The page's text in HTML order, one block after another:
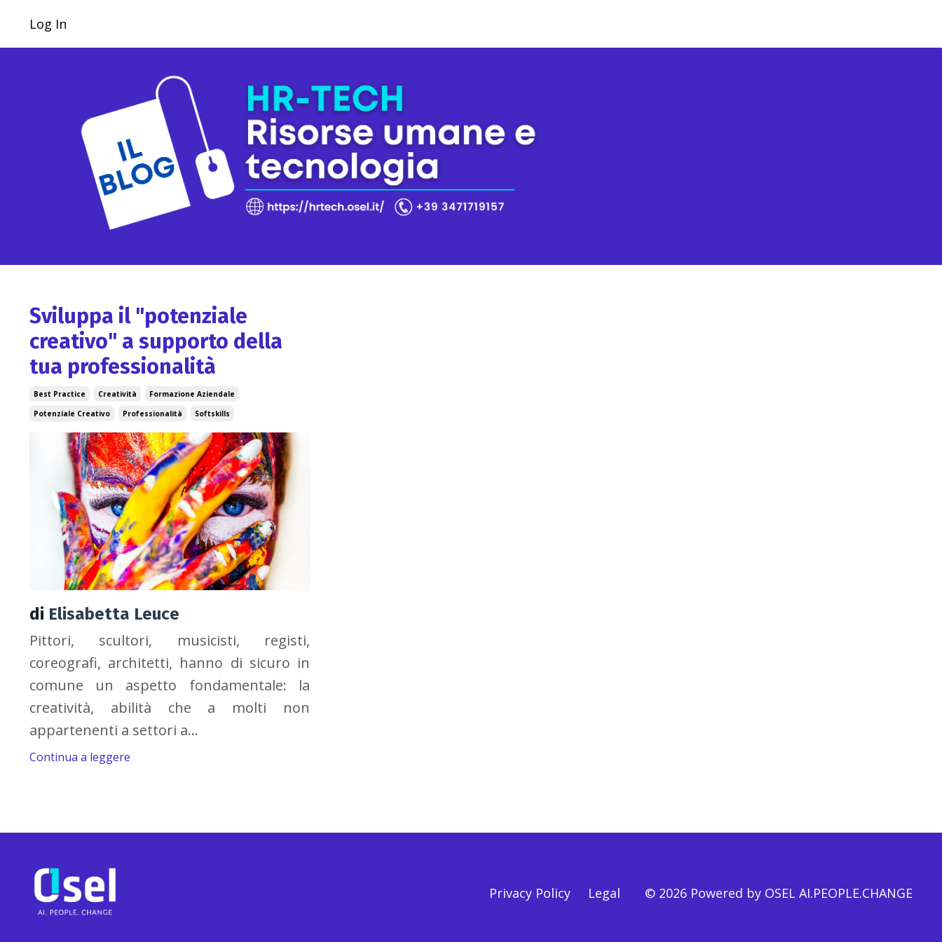
Log In
Sviluppa il "potenziale
creativo"​ a supporto della
tua professionalità
Best Practice Creatività
Formazione Aziendale
Potenziale Creativo
Professionalità Softskills
di Elisabetta Leuce
Pittori, scultori, musicisti, registi,
coreografi, architetti, hanno di sicuro in
comune un aspetto fondamentale: la
creatività, abilità che a molti non
appartenenti a settori a...
Continua a leggere
Privacy Policy Legal © 2026 Powered by OSEL AI.PEOPLE.CHANGE